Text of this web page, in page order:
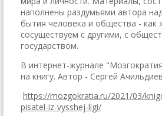
наполнены раздумьями автора
бытия человека и общества -
сосуществуем с другими, с
государством.
В интернет-журнале
на книгу. Автор - Сергей
https://mozgokratia.ru/2021/03/
pisatel-iz-vysshej-ligi/